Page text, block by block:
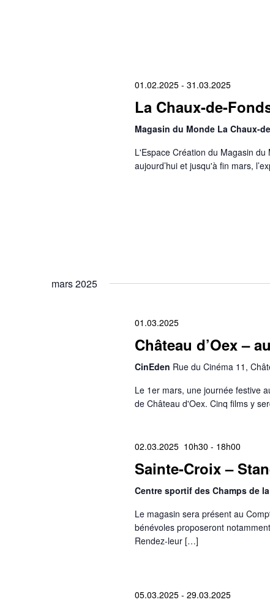
01.02.2025- 31.03.2025
La Chaux-de-
Magasin du Monde La Chaux-
L'Espace Création du Magasin
aujourd’hui et jusqu'à fin mars,
mars 2025
01.03.2025
Château d’Oex –
CinEden Rue du Cinéma 11,
Le 1er mars, une journée festive
de Château d'Oex. Cinq films y
02.03.2025 10h30 - 18h00
Sainte-Croix –
Centre sportif des Champs de
Le magasin sera présent au
bénévoles proposeront
Rendez-leur […]
05.03.2025- 29.03.2025